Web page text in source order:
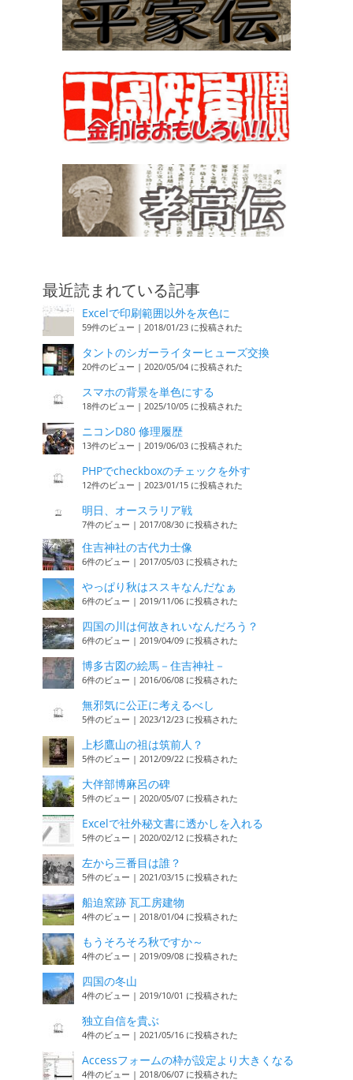
最近読まれている記事
Excelで印刷範囲以外を灰色に
59件のビュー | 2018/01/23 に投稿された
タントのシガーライターヒューズ交換
20件のビュー | 2020/05/04 に投稿された
スマホの背景を単色にする
18件のビュー | 2025/10/05 に投稿された
ニコンD80 修理履歴
13件のビュー | 2019/06/03 に投稿された
PHPでcheckboxのチェックを外す
12件のビュー | 2023/01/15 に投稿された
明日、オースラリア戦
7件のビュー | 2017/08/30 に投稿された
住吉神社の古代力士像
6件のビュー | 2017/05/03 に投稿された
やっぱり秋はススキなんだなぁ
6件のビュー | 2019/11/06 に投稿された
四国の川は何故きれいなんだろう？
6件のビュー | 2019/04/09 に投稿された
博多古図の絵馬－住吉神社－
6件のビュー | 2016/06/08 に投稿された
無邪気に公正に考えるべし
5件のビュー | 2023/12/23 に投稿された
上杉鷹山の祖は筑前人？
5件のビュー | 2012/09/22 に投稿された
大伴部博麻呂の碑
5件のビュー | 2020/05/07 に投稿された
Excelで社外秘文書に透かしを入れる
5件のビュー | 2020/02/12 に投稿された
左から三番目は誰？
5件のビュー | 2021/03/15 に投稿された
船迫窯跡 瓦工房建物
4件のビュー | 2018/01/04 に投稿された
もうそろそろ秋ですか～
4件のビュー | 2019/09/08 に投稿された
四国の冬山
4件のビュー | 2019/10/01 に投稿された
独立自信を貴ぶ
4件のビュー | 2021/05/16 に投稿された
Accessフォームの枠が設定より大きくなる
4件のビュー | 2018/06/07 に投稿された